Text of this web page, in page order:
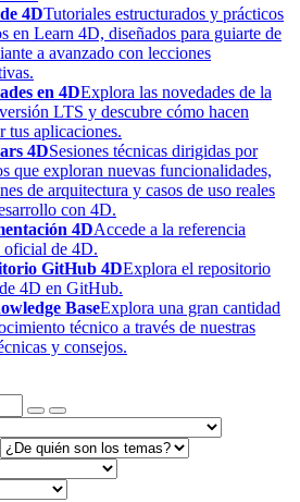
4DTutoriales estructurados y prácticos
en Learn 4D, diseñados para guiarte de
a avanzado con lecciones
en 4DExplora las novedades de la
LTS y descubre cómo hacen
tus aplicaciones.
4DSesiones técnicas dirigidas por
que exploran nuevas funcionalidades,
de arquitectura y casos de uso reales
con 4D.
4DAccede a la referencia
oficial de 4D.
GitHub 4DExplora el repositorio
4D en GitHub.
BaseExplora una gran cantidad
técnico a través de nuestras
y consejos.